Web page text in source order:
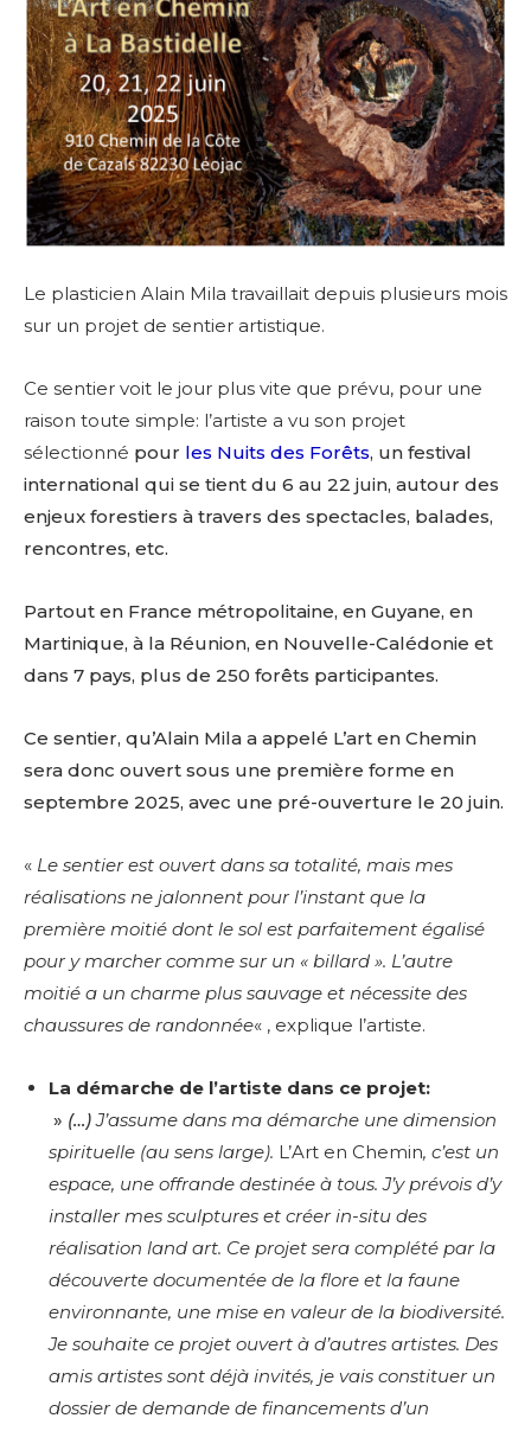
Le plasticien Alain Mila travaillait depuis plusieurs mois
sur un projet de sentier artistique.
Ce sentier voit le jour plus vite que prévu, pour une
raison toute simple: l’artiste a vu son projet
sélectionné pour les Nuits des Forêts, un festival
international qui se tient du 6 au 22 juin, autour des
enjeux forestiers à travers des spectacles, balades,
rencontres, etc.
Partout en France métropolitaine, en Guyane, en
Martinique, à la Réunion, en Nouvelle-Calédonie et
dans 7 pays, plus de 250 forêts participantes.
Ce sentier, qu’Alain Mila a appelé L’art en Chemin
sera donc ouvert sous une première forme en
septembre 2025, avec une pré-ouverture le 20 juin.
« Le sentier est ouvert dans sa totalité, mais mes
réalisations ne jalonnent pour l’instant que la
première moitié dont le sol est parfaitement égalisé
pour y marcher comme sur un « billard ». L’autre
moitié a un charme plus sauvage et nécessite des
chaussures de randonnée« , explique l’artiste.
La démarche de l’artiste dans ce projet:
» (…)J’assume dans ma démarche une dimension
spirituelle (au sens large). L’Art en Chemin, c’est un
espace, une offrande destinée à tous.J’y prévois d’y
installer mes sculptures et créer in-situ des
réalisation land art. Ce projet sera complété par la
découverte documentée de la flore et la faune
environnante, une mise en valeur de la biodiversité.
Je souhaite ce projet ouvert à d’autres artistes. Des
amis artistes sont déjà invités, je vais constituer un
dossier de demande de financements d’un